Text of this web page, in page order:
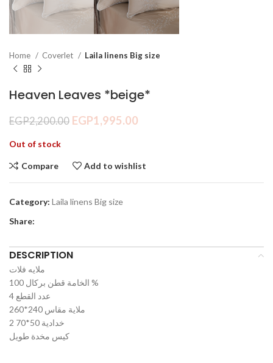
Home Coverlet Laila linens Big size
Heaven Leaves *beige*
EGP2,200.00 EGP1,995.00
Out of stock
Compare Add to wishlist
Category: Laila linens Big size
Share:
DESCRIPTION
ملايه فلات
الخامة قطن بركال 100 %
عدد القطع 4
ملاية مقاس 240*260
2 خدادية 50*70
كيس مخدة طويل